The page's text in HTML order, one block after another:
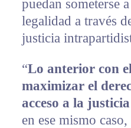
puedan someterse
legalidad a través
justicia
“Lo anterior con
maximizar el
acceso a la
en ese mismo